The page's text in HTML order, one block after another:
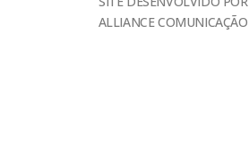
ALLIANCE COMUNICAÇÃO